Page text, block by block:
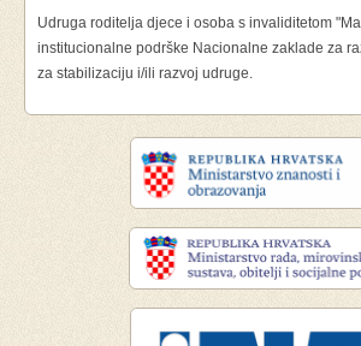
Udruga roditelja djece i osoba s invaliditetom
institucionalne podrške Nacionalne zaklade za
za stabilizaciju i/ili razvoj udruge.